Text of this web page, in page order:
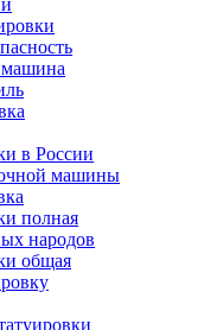
машина
в России
машины
полная
народов
общая